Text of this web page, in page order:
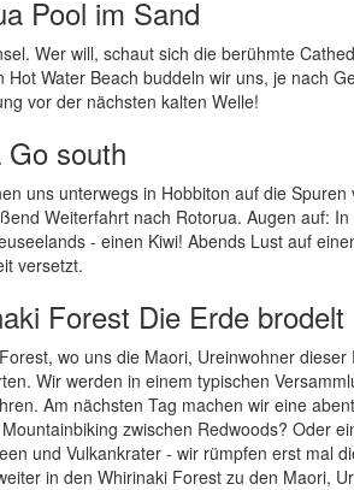
Pool im Sand
Wer will, schaut sich die berühmte
Water Beach buddeln wir uns, je nach
vor der nächsten kalten Welle!
Go south
uns unterwegs in Hobbiton auf die
Weiterfahrt nach Rotorua. Augen auf:
- einen Kiwi! Abends Lust auf
versetzt.
Forest Die Erde brodelt
wo uns die Maori, Ureinwohner
Wir werden in einem typischen
Am nächsten Tag machen wir eine
zwischen Redwoods? Oder
und Vulkankrater - wir rümpfen erst mal
in den Whirinaki Forest zu den Maori,